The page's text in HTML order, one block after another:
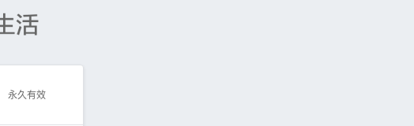
永久有效